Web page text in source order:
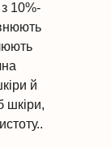
з 10%-
й
шкіри,